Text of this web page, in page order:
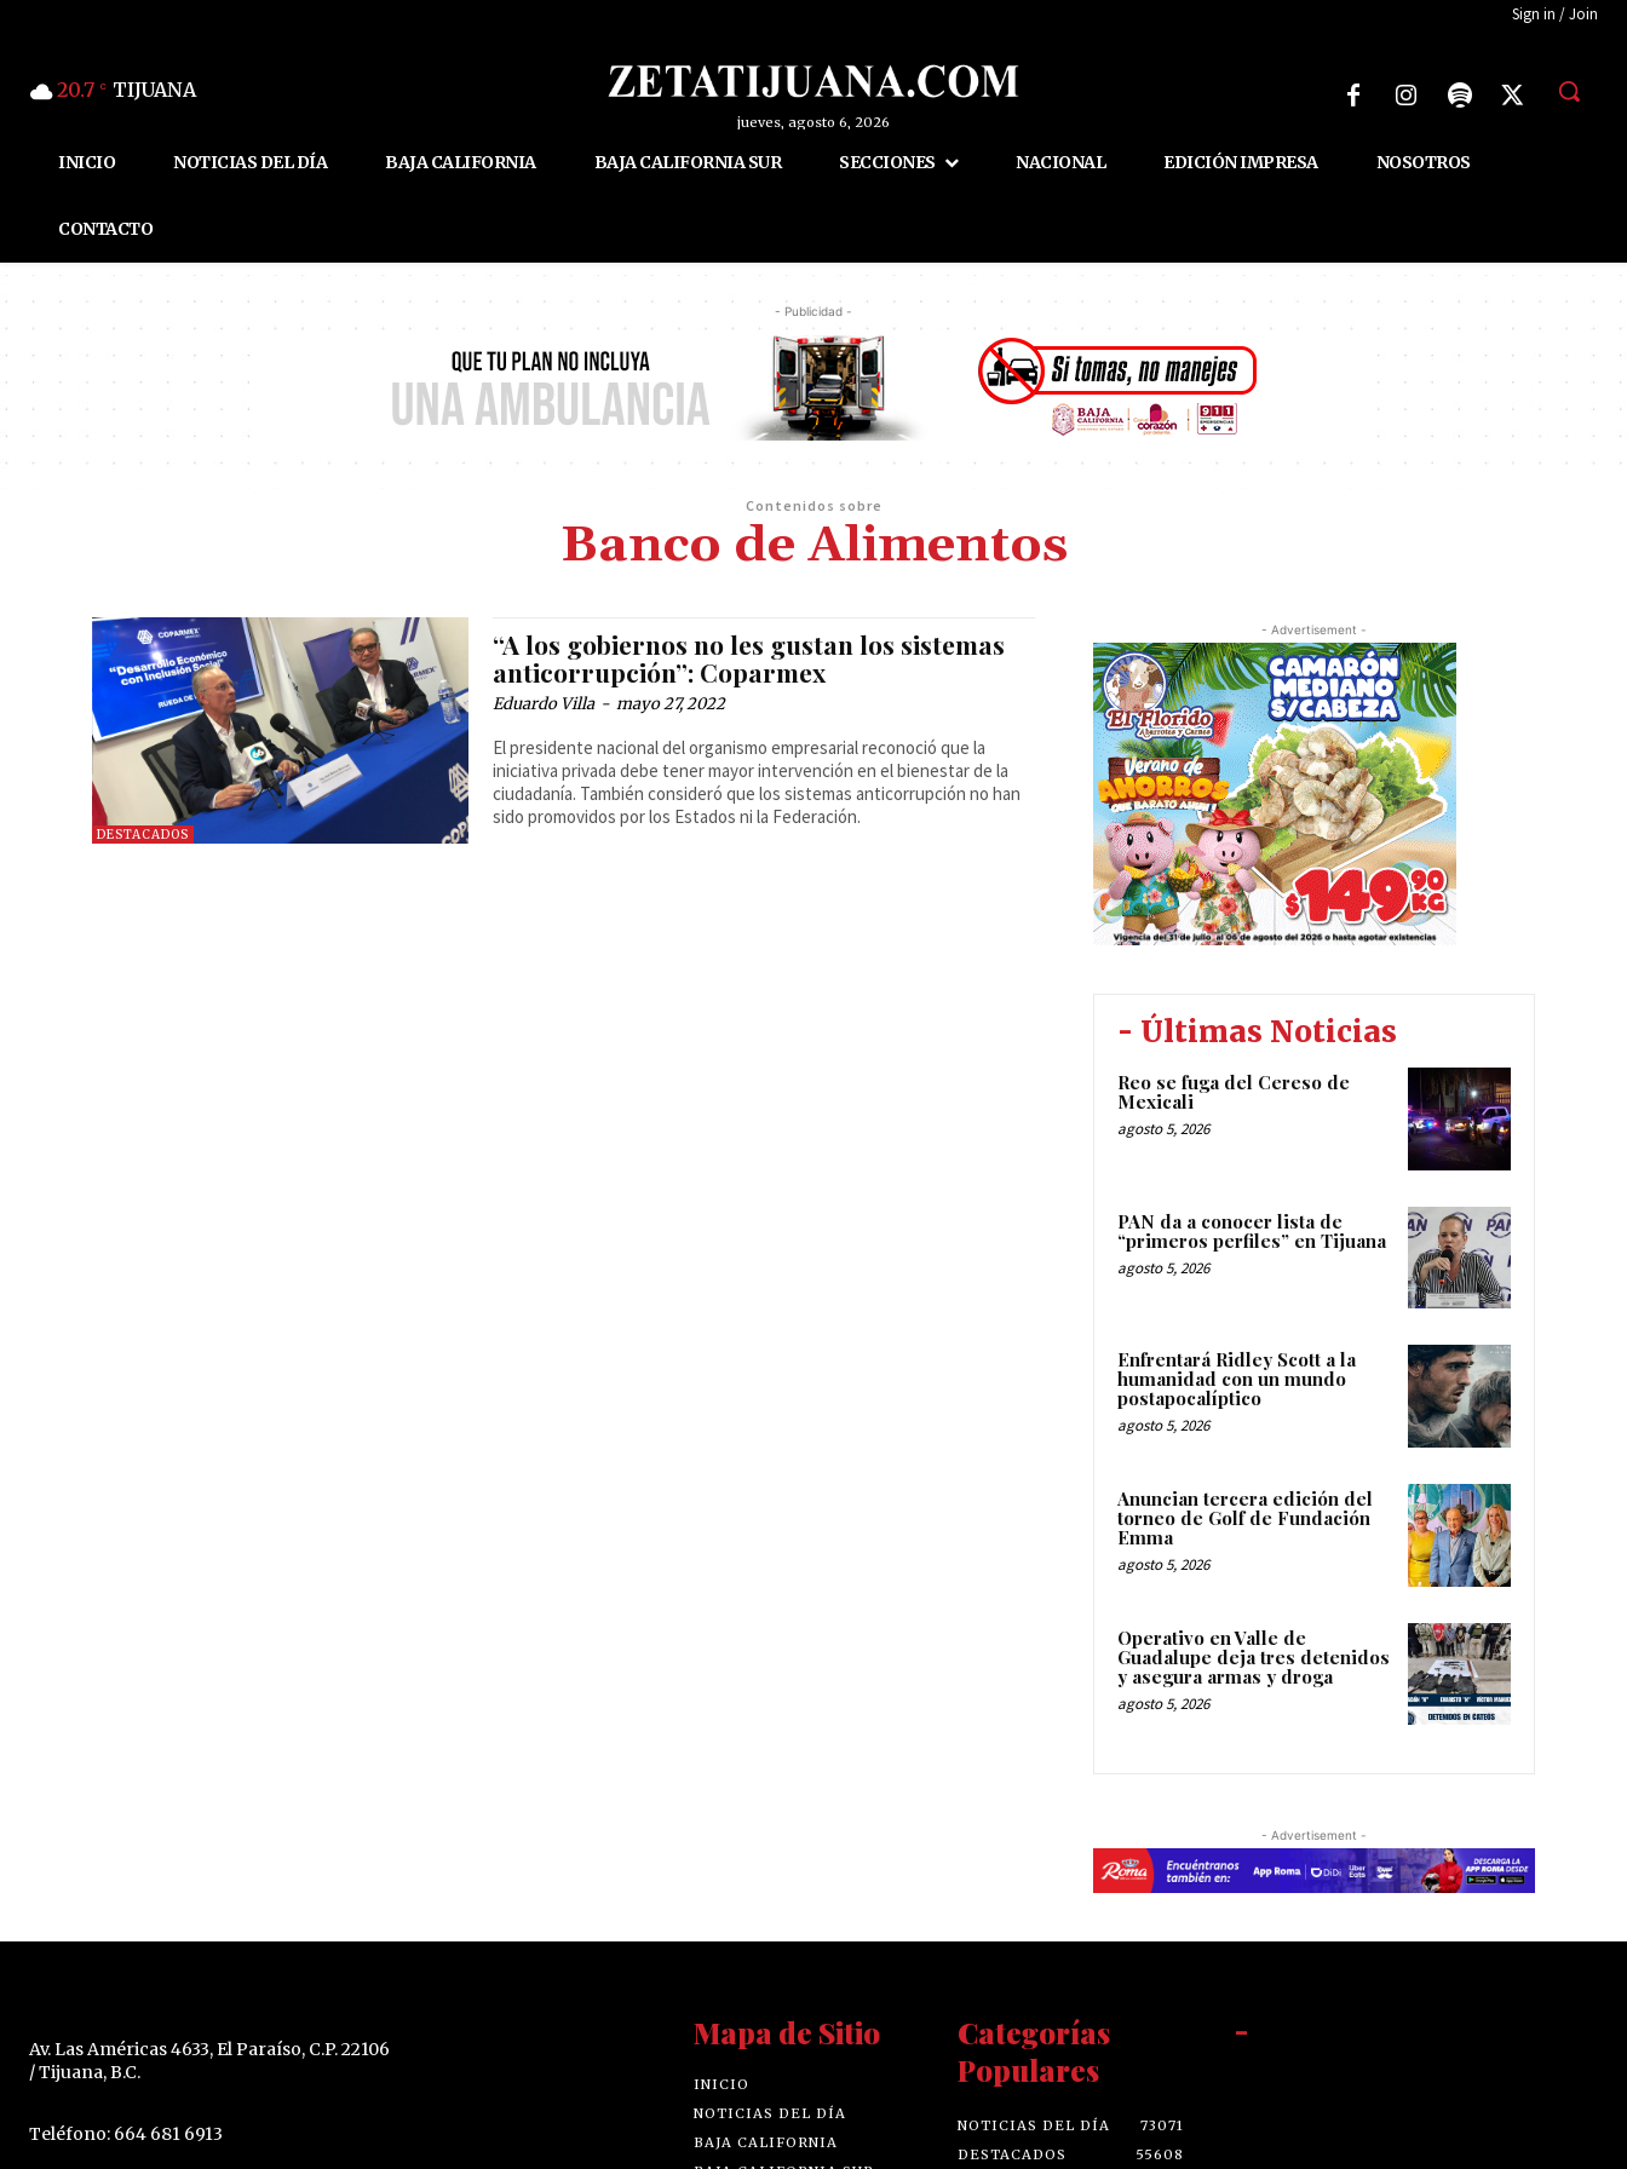
Sign in / Join
20.7 C TIJUANA
jueves, agosto 6, 2026
INICIO NOTICIAS DEL DÍA BAJA CALIFORNIA BAJA CALIFORNIA SUR SECCIONES NACIONAL EDICIÓN IMPRESA NOSOTROS
CONTACTO
- Publicidad -
Contenidos sobre
Banco de Alimentos
DESTACADOS
“A los gobiernos no les gustan los sistemas
anticorrupción”: Coparmex
Eduardo Villa - mayo 27, 2022
El presidente nacional del organismo empresarial reconoció que la
iniciativa privada debe tener mayor intervención en el bienestar de la
ciudadanía. También consideró que los sistemas anticorrupción no han
sido promovidos por los Estados ni la Federación.
- Advertisement -
- Últimas Noticias
Reo se fuga del Cereso de
Mexicali
agosto 5, 2026
PAN da a conocer lista de
“primeros perfiles” en Tijuana
agosto 5, 2026
Enfrentará Ridley Scott a la
humanidad con un mundo
postapocalíptico
agosto 5, 2026
Anuncian tercera edición del
torneo de Golf de Fundación
Emma
agosto 5, 2026
Operativo en Valle de
Guadalupe deja tres detenidos
y asegura armas y droga
agosto 5, 2026
- Advertisement -
Av. Las Américas 4633, El Paraíso, C.P. 22106
/ Tijuana, B.C.
Teléfono: 664 681 6913
Mapa de Sitio
INICIO
NOTICIAS DEL DÍA
BAJA CALIFORNIA
Categorías
Populares
NOTICIAS DEL DÍA
73071
DESTACADOS
55608
-